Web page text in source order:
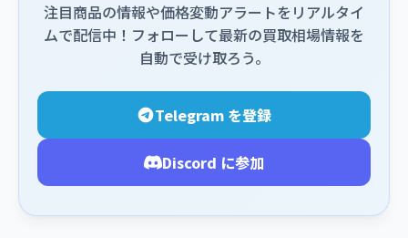
注目商品の情報や価格変動アラートをリアルタイ
ムで配信中！フォローして最新の買取相場情報を
自動で受け取ろう。
Telegram を登録
Discord に参加